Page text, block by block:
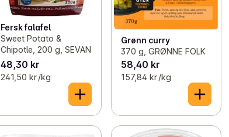
Fersk falafel
Sweet Potato &
Chipotle, 200 g, SEVAN
48,30 kr
241,50 kr /kg
Grønn curry
370 g, GRØNNE FOLK
58,40 kr
157,84 kr /kg